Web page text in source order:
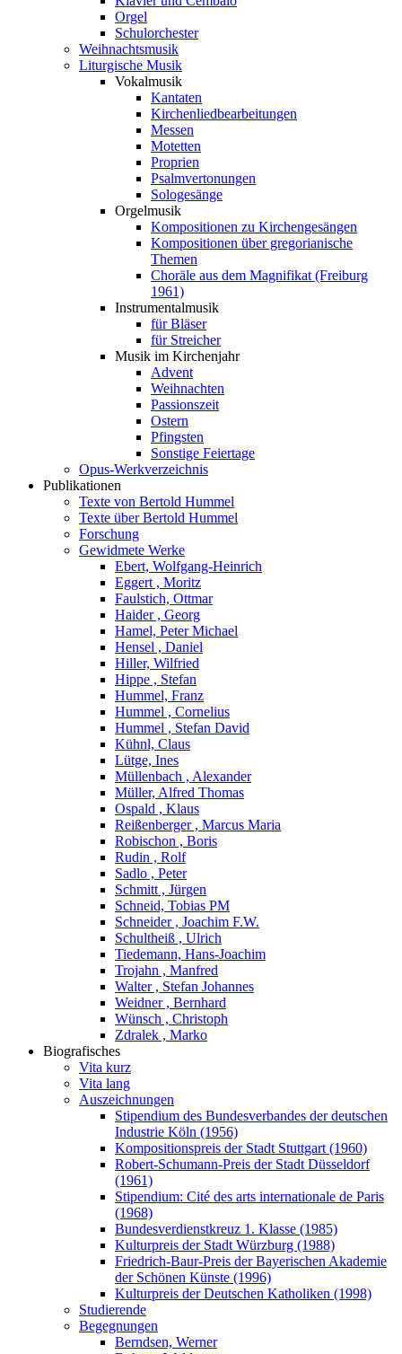
Orgel
Schulorchester
Weihnachtsmusik
Liturgische Musik
Vokalmusik
Kantaten
Kirchenliedbearbeitungen
Messen
Motetten
Proprien
Psalmvertonungen
Sologesänge
Orgelmusik
Kompositionen zu Kirchengesängen
Kompositionen über gregorianische
Themen
Choräle aus dem Magnifikat (Freiburg
1961)
Instrumentalmusik
für Bläser
für Streicher
Musik im Kirchenjahr
Advent
Weihnachten
Passionszeit
Ostern
Pfingsten
Sonstige Feiertage
Opus-Werkverzeichnis
Publikationen
Texte von Bertold Hummel
Texte über Bertold Hummel
Forschung
Gewidmete Werke
Ebert, Wolfgang-Heinrich
Eggert , Moritz
Faulstich, Ottmar
Haider , Georg
Hamel, Peter Michael
Hensel , Daniel
Hiller, Wilfried
Hippe , Stefan
Hummel, Franz
Hummel , Cornelius
Hummel , Stefan David
Kühnl, Claus
Lütge, Ines
Müllenbach , Alexander
Müller, Alfred Thomas
Ospald , Klaus
Reißenberger , Marcus Maria
Robischon , Boris
Rudin , Rolf
Sadlo , Peter
Schmitt , Jürgen
Schneid, Tobias PM
Schneider , Joachim F.W.
Schultheiß , Ulrich
Tiedemann, Hans-Joachim
Trojahn , Manfred
Walter , Stefan Johannes
Weidner , Bernhard
Wünsch , Christoph
Zdralek , Marko
Biografisches
Vita kurz
Vita lang
Auszeichnungen
Stipendium des Bundesverbandes der deutschen
Industrie Köln (1956)
Kompositionspreis der Stadt Stuttgart (1960)
Robert-Schumann-Preis der Stadt Düsseldorf
(1961)
Stipendium: Cité des arts internationale de Paris
(1968)
Bundesverdienstkreuz 1. Klasse (1985)
Kulturpreis der Stadt Würzburg (1988)
Friedrich-Baur-Preis der Bayerischen Akademie
der Schönen Künste (1996)
Kulturpreis der Deutschen Katholiken (1998)
Studierende
Begegnungen
Berndsen, Werner